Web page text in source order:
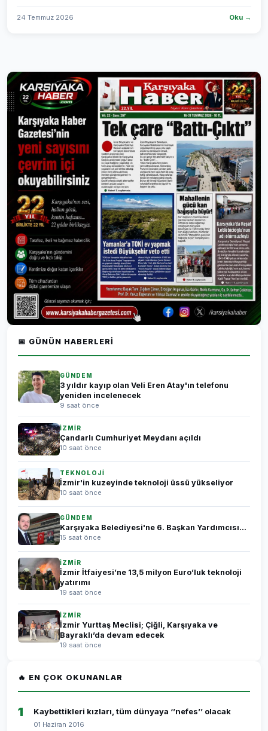
24 Temmuz 2026 Oku →
📅 GÜNÜN HABERLERI
GÜNDEM
3 yıldır kayıp olan Veli Eren Atay'ın telefonu
yeniden incelenecek
9 saat önce
İZMİR
Çandarlı Cumhuriyet Meydanı açıldı
10 saat önce
TEKNOLOJİ
İzmir'in kuzeyinde teknoloji üssü yükseliyor
10 saat önce
GÜNDEM
Karşıyaka Belediyesi'ne 6. Başkan Yardımcısı...
15 saat önce
İZMİR
İzmir İtfaiyesi’ne 13,5 milyon Euro’luk teknoloji
yatırımı
19 saat önce
İZMİR
İzmir Yurttaş Meclisi; Çiğli, Karşıyaka ve
Bayraklı’da devam edecek
19 saat önce
🔥 EN ÇOK OKUNANLAR
1 Kaybettikleri kızları, tüm dünyaya ‘’nefes’’ olacak
01 Haziran 2016